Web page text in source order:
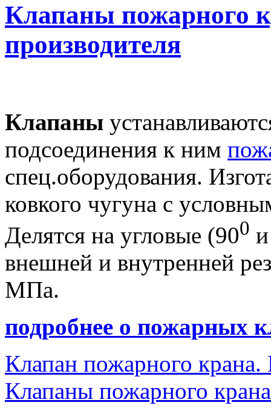
Клапаны пожарного
производителя
Клапаны
подсоединения к ним
спец.оборудования.
ковкого чугуна с
Делятся на угловые (900
внешней и внутренней
МПа.
подробнее о пожарных
Клапан пожарного крана.
Клапаны пожарного